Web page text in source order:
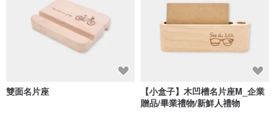
雙面名片座
【小盒子】木凹槽名片座M_企業
贈品/畢業禮物/新鮮人禮物